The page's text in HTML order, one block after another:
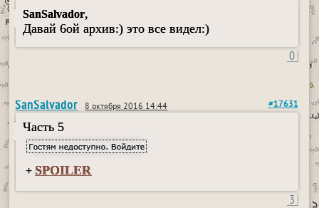
SanSalvador,
Давай 6ой архив:) это все видел:)
0
SanSalvador 8 октября 2016 14:44 #17631
Часть 5
+ SPOILER
3